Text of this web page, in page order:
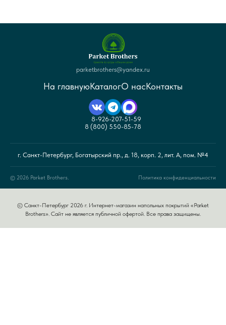
parketbrothers@yandex.ru
На главнуюКаталогО насКонтакты
8-926-207-51-59
8 (800) 550-85-78
г. Санкт-Петербург, Богатырский пр., д. 18, корп. 2, лит. А, пом. №4
© 2026 Parket Brothers. Политика конфиденциальности
© Санкт-Петербург 2026 г. Интернет-магазин напольных покрытий «Parket
Brothers». Сайт не является публичной офертой. Все права защищены.